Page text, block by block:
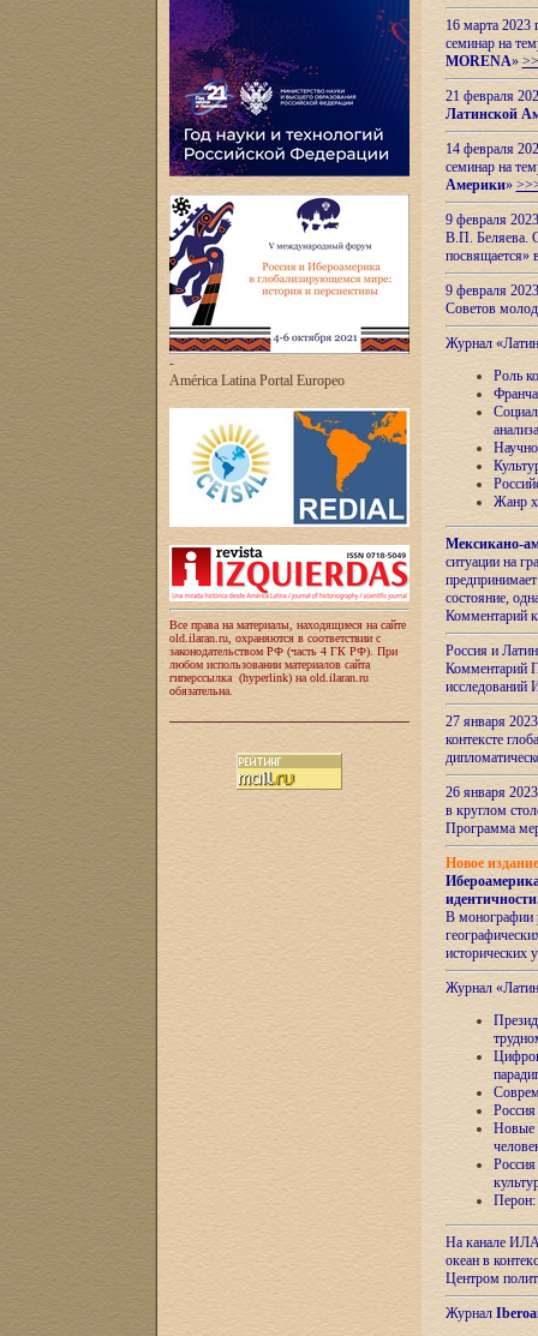
-
América Latina Portal Europeo
Все права на материалы, находящиеся на сайте
old.ilaran.ru, охраняются в соответствии с
законодательством РФ (часть 4 ГК РФ). При
любом использовании материалов сайта
гиперссылка (hyperlink) на old.ilaran.ru
обязательна.
16 марта 2023
семинар на
MORENA»
21 февраля
Латинской
14 февраля
семинар на
Америки»
9 февраля
В.П. Беляева.
посвящается»
9 февраля
Советов
Журнал
Роль
анализа
Жанр
Мексикано-
ситуации на
состояние,
Комментарий
Россия и
Комментарий
27 января
контексте
26 января
в круглом
Программа
Новое
идентичности
В монографии
исторических
Журнал
Новые
Перон:
На канале
океан в
Центром
Журнал